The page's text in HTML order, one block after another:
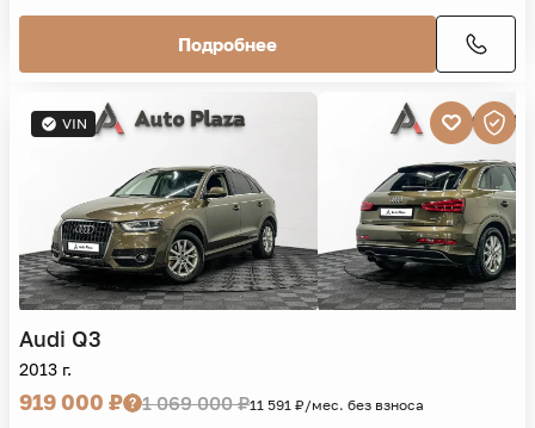
Подробнее
VIN
Audi Q3
2013 г.
919 000 ₽ 1 069 000 ₽11 591 ₽/мес. без взноса